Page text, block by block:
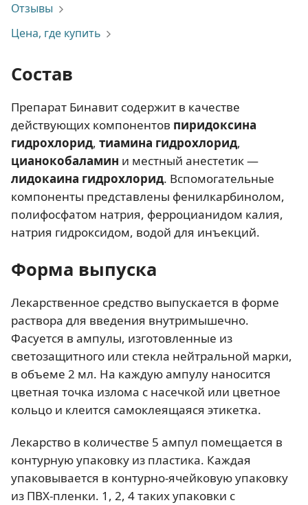
Отзывы
Цена, где купить
Состав
Препарат Бинавит содержит в качестве
действующих компонентов пиридоксина
гидрохлорид, тиамина гидрохлорид,
цианокобаламин и местный анестетик —
лидокаина гидрохлорид. Вспомогательные
компоненты представлены фенилкарбинолом,
полифосфатом натрия, ферроцианидом калия,
натрия гидроксидом, водой для инъекций.
Форма выпуска
Лекарственное средство выпускается в форме
раствора для введения внутримышечно.
Фасуется в ампулы, изготовленные из
светозащитного или стекла нейтральной марки,
в объеме 2 мл. На каждую ампулу наносится
цветная точка излома с насечкой или цветное
кольцо и клеится самоклеящаяся этикетка.
Лекарство в количестве 5 ампул помещается в
контурную упаковку из пластика. Каждая
упаковывается в контурно-ячейковую упаковку
из ПВХ-пленки. 1, 2, 4 таких упаковки с